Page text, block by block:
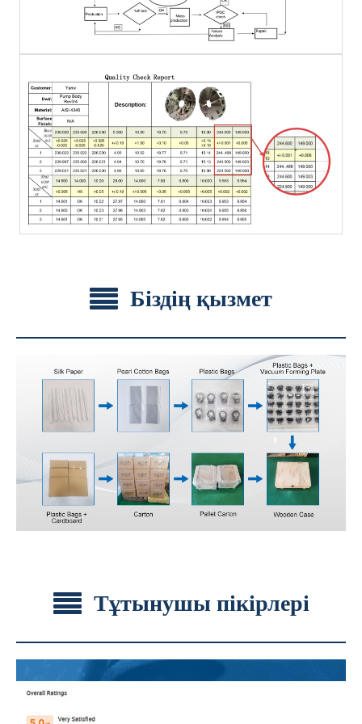
Біздің қызмет
Тұтынушы пікірлері